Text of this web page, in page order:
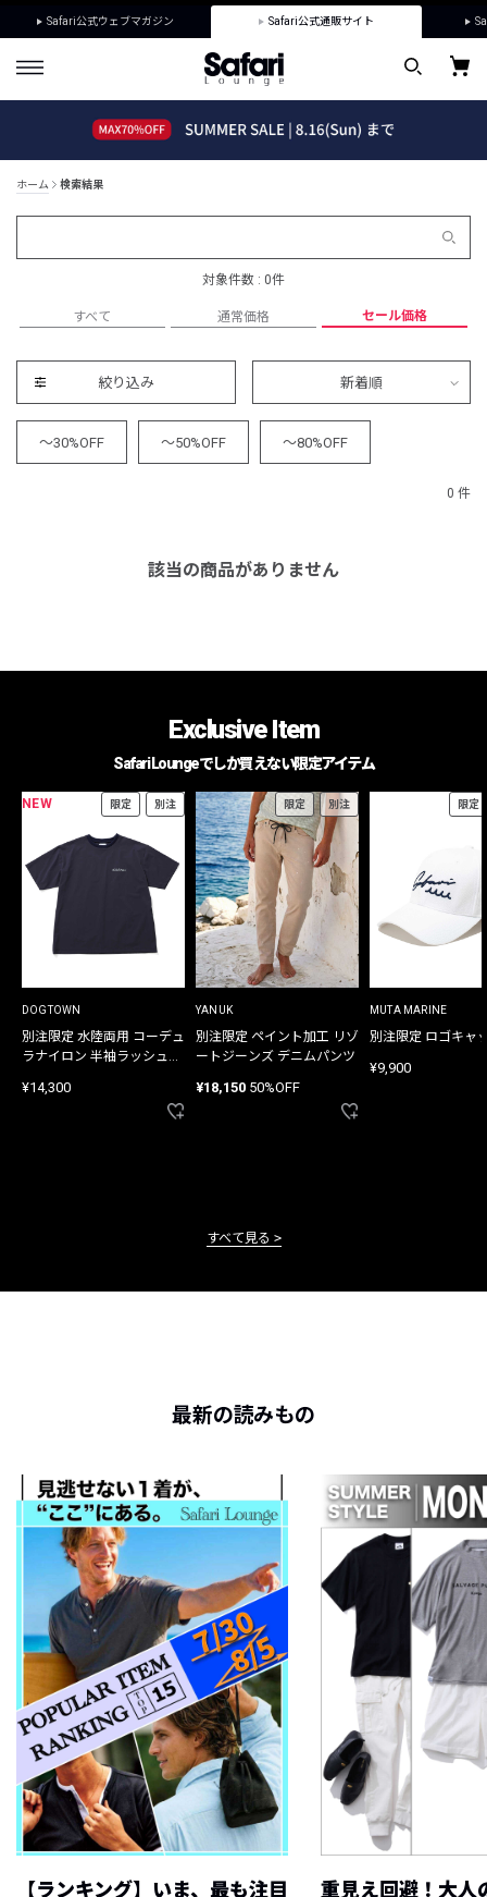
Safari公式ウェブマガジン Safari公式通販サイト
ホーム 検索結果
対象件数 : 0件
すべて 通常価格 セール価格
絞り込み 新着順
～30%OFF ～50%OFF ～80%OFF
0 件
該当の商品がありません
Exclusive Item
Safari Loungeでしか買えない限定アイテム
NEW 限定 別注
DOGTOWN
別注限定 水陸両用 コーデュ
ラナイロン 半袖ラッシュガ
¥14,300
限定 別注
YANUK
別注限定 ペイント加工 リゾ
ートジーンズ デニムパンツ
¥18,150 50%OFF
限定
MUTA MARINE
別注限定 ロゴキャ
¥9,900
すべて見る
最新の読みもの
【ランキング】いま、最も注目
重見え回避！大人